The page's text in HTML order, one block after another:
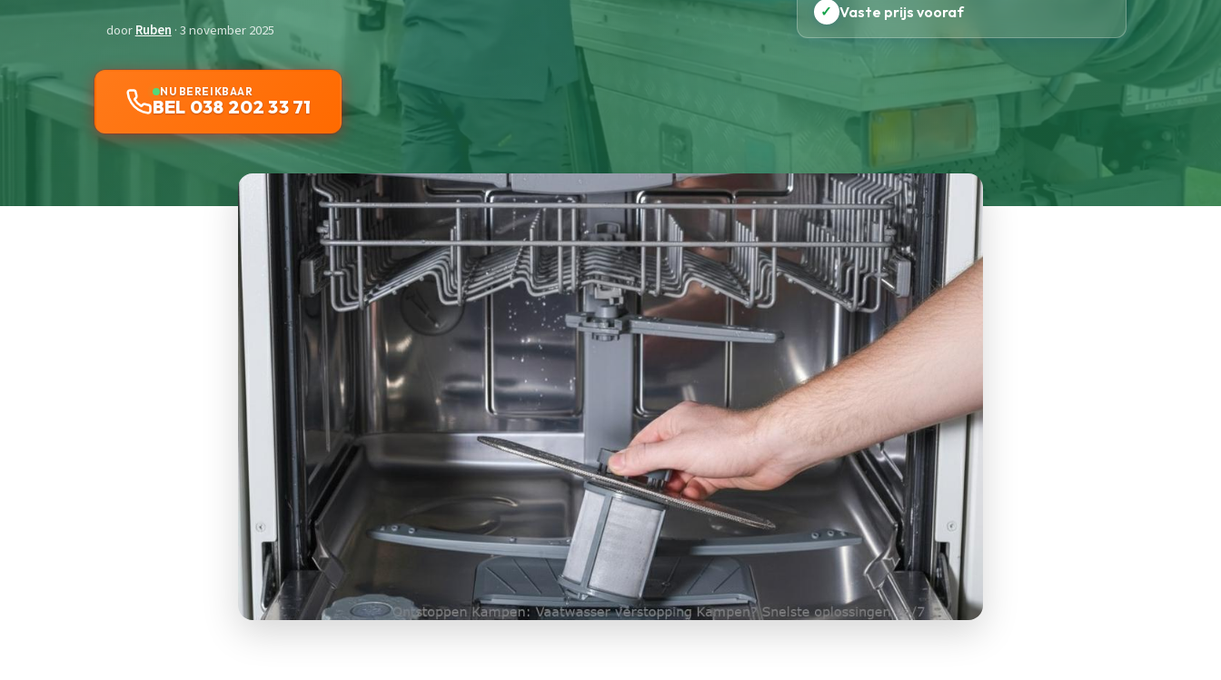
doorRuben · 3 november 2025
NU BEREIKBAAR
BEL 038 202 33 71
✓ Vaste prijs vooraf